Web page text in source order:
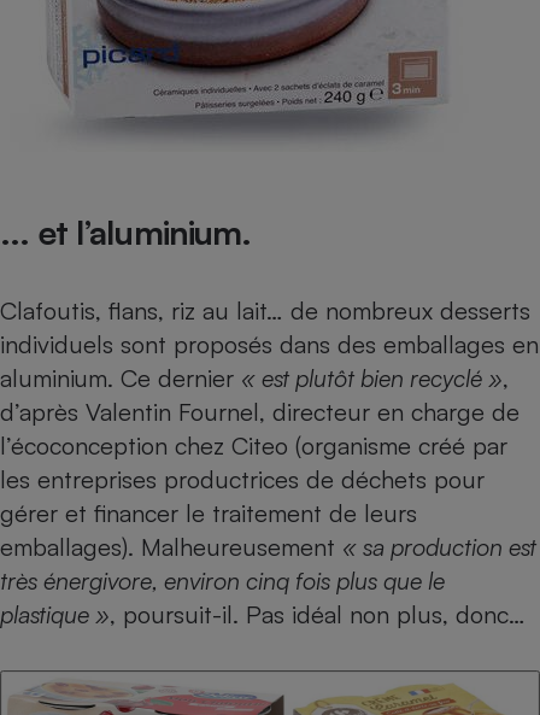
... et l’aluminium.
Clafoutis, flans, riz au lait… de nombreux desserts
individuels sont proposés dans des emballages en
aluminium. Ce dernier « est plutôt bien recyclé »,
d’après Valentin Fournel, directeur en charge de
l’écoconception chez Citeo (organisme créé par
les entreprises productrices de déchets pour
gérer et financer le traitement de leurs
emballages). Malheureusement « sa production est
très énergivore, environ cinq fois plus que le
plastique », poursuit-il. Pas idéal non plus, donc…